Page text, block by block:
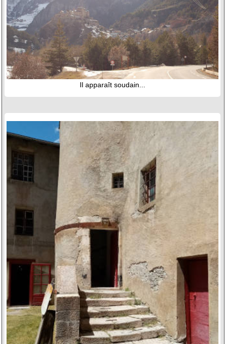
Il apparaît soudain...